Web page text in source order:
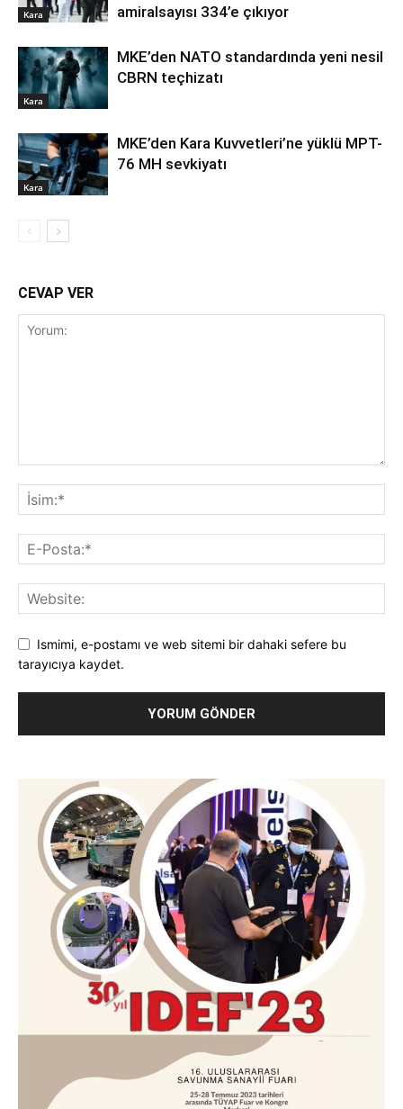
Kara amiralsayısı 334’e çıkıyor
Kara
MKE’den NATO standardında yeni nesil
CBRN teçhizatı
Kara
MKE’den Kara Kuvvetleri’ne yüklü MPT-
76 MH sevkiyatı
CEVAP VER
Ismimi, e-postamı ve web sitemi bir dahaki sefere bu
tarayıcıya kaydet.